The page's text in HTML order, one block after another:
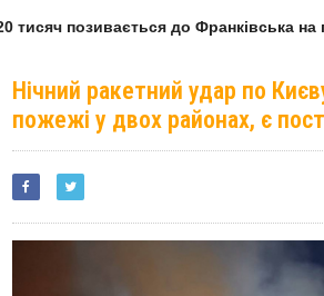
позивається до Франківська на
Нічний ракетний удар по
пожежі у двох районах, є